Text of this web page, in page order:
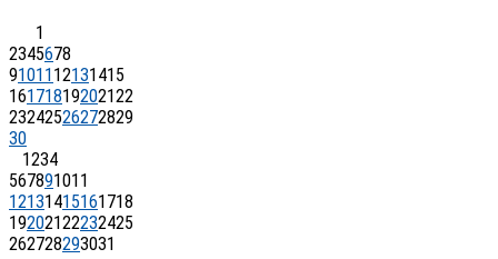
1
2345678
91011 12131415
16171819202122
23242526272829
30
1234
567891011
12131415161718
19202122232425
262728293031